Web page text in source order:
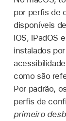
por perfis de
disponíveis
iOS, iPadOS
instalados
como são
Por padrão,
perfis de
primeiro